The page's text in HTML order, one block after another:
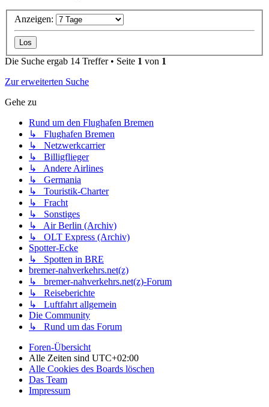
Anzeigen:
Die Suche ergab 14 Treffer • Seite 1 von 1
Zur erweiterten Suche
Gehe zu
Rund um den Flughafen Bremen
↳ Flughafen Bremen
↳ Netzwerkcarrier
↳ Billigflieger
↳ Andere Airlines
↳ Germania
↳ Touristik-Charter
↳ Fracht
↳ Sonstiges
↳ Air Berlin (Archiv)
↳ OLT Express (Archiv)
Spotter-Ecke
↳ Spotten in BRE
bremer-nahverkehrs.net(z)
↳ bremer-nahverkehrs.net(z)-Forum
↳ Reiseberichte
↳ Luftfahrt allgemein
Die Community
↳ Rund um das Forum
Foren-Übersicht
Alle Zeiten sind UTC+02:00
Alle Cookies des Boards löschen
Das Team
Impressum